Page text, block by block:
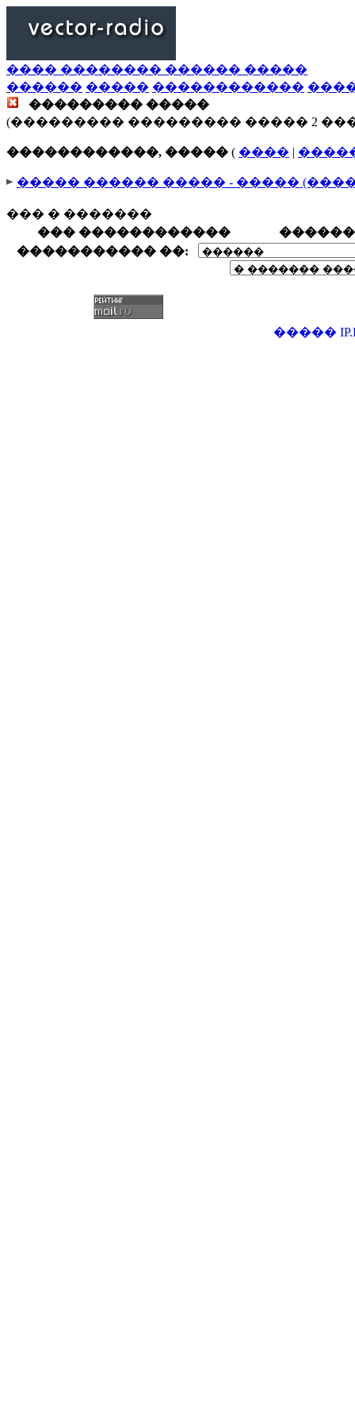
���� �������� ������ �����
������ ����� ������������
��������� �����
(��������� ��������� ����� 2
������������, ����� ( ���� |
����� ������ ����� - �����
��� � �������
��� ������������
����������� ��:
�����